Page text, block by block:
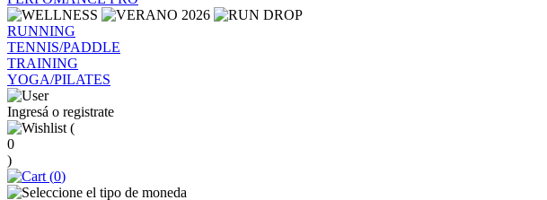
RUNNING
TENNIS/PADDLE
TRAINING
YOGA/PILATES
Ingresá o registrate
(
0
)
(0)